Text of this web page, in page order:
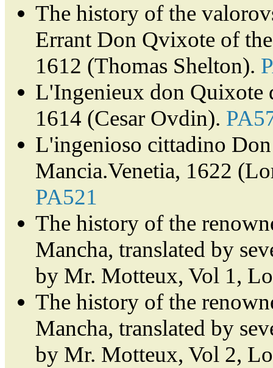
The history of the
Errant Don Qvixote of
1612 (Thomas Shelton).
L'Ingenieux don Quixote
1614 (Cesar Ovdin).
L'ingenioso cittadino
Mancia.Venetia, 1622
PA521
The history of the
Mancha, translated by
by Mr. Motteux, Vol 1,
The history of the
Mancha, translated by
by Mr. Motteux, Vol 2,